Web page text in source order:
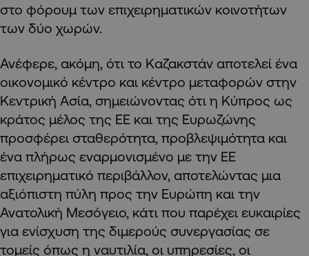
στο φόρουμ των επιχειρηματικών κοινοτήτων
των δύο χωρών.
Ανέφερε, ακόμη, ότι το Καζακστάν αποτελεί ένα
οικονομικό κέντρο και κέντρο μεταφορών στην
Κεντρική Ασία, σημειώνοντας ότι η Κύπρος ως
κράτος μέλος της ΕΕ και της Ευρωζώνης
προσφέρει σταθερότητα, προβλεψιμότητα και
ένα πλήρως εναρμονισμένο με την ΕΕ
επιχειρηματικό περιβάλλον, αποτελώντας μια
αξιόπιστη πύλη προς την Ευρώπη και την
Ανατολική Μεσόγειο, κάτι που παρέχει ευκαιρίες
για ενίσχυση της διμερούς συνεργασίας σε
τομείς όπως η ναυτιλία, οι υπηρεσίες, οι